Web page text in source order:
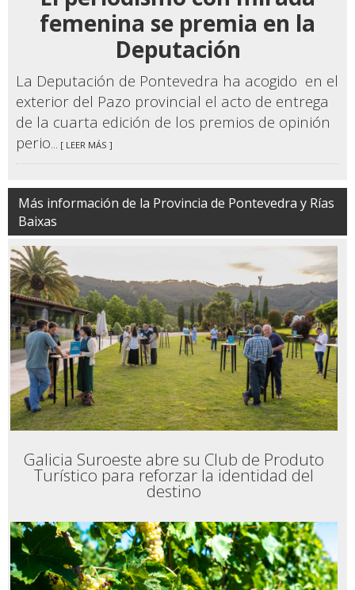
Galicia bate récord con 32.750 familias
numerosas, un 4,9% más
El Pazo de Meirás deberá inscribirse ya a
nombre del Estado
Galicia marca un nuevo récord de
afiliaciones y mínimos históricos de paro
en julio
El Camino del Litoral ya está señalizado
con 52 etapas
Toda la información de la Provincia de
Pontevedra